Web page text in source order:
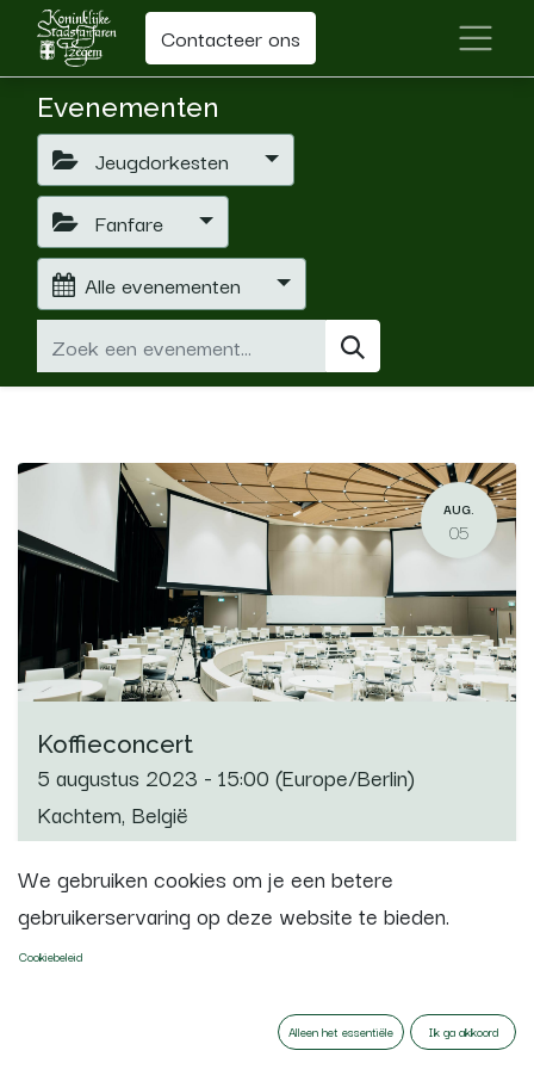
Contacteer ons
Evenementen
Jeugdorkesten
Fanfare
Alle evenementen
AUG.
05
Koffieconcert
5 augustus 2023 - 15:00 (Europe/Berlin)
Kachtem, België
Registraties gesloten
26
We gebruiken cookies om je een betere
gebruikerservaring op deze website te bieden.
Cookiebeleid
Alleen het essentiële Ik ga akkoord